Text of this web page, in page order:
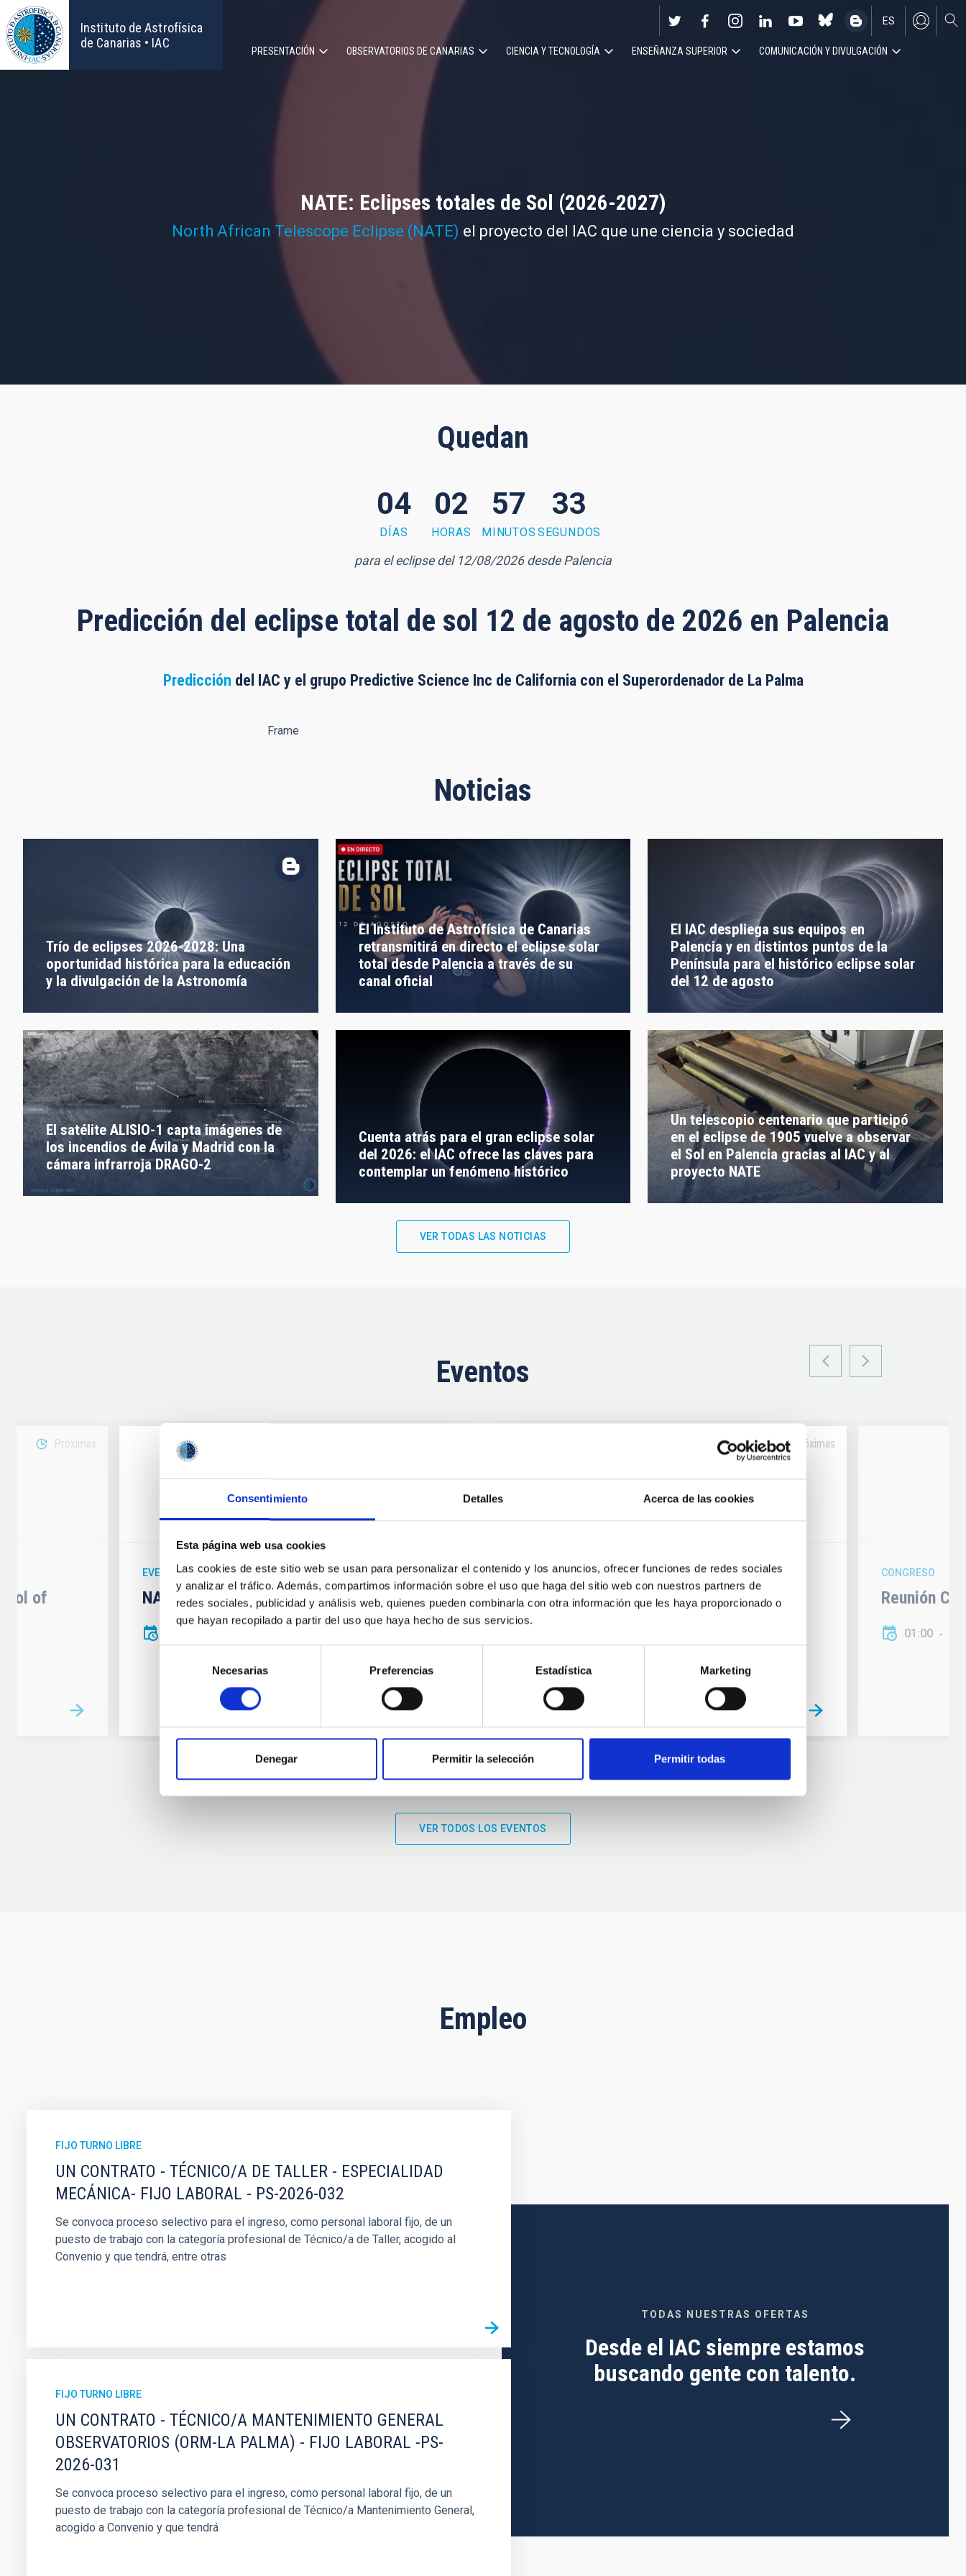
Consentimiento Detalles Acerca de las cookies
Esta página web usa cookies
Las cookies de este sitio web se usan para personalizar el contenido y los anuncios, ofrecer funciones de redes sociales
y analizar el tráfico. Además, compartimos información sobre el uso que haga del sitio web con nuestros partners de
redes sociales, publicidad y análisis web, quienes pueden combinarla con otra información que les haya proporcionado o
que hayan recopilado a partir del uso que haya hecho de sus servicios.
consentimiento
Necesarias Preferencias Estadística Marketing
Denegar Permitir la selección Permitir todas
Pasar
al
contenido
principal
Instituto de Astrofísica
de Canarias • IAC
EN
ES
Navegación
principal
PRESENTACIÓN OBSERVATORIOS DE CANARIAS CIENCIA Y TECNOLOGÍA ENSEÑANZA SUPERIOR COMUNICACIÓN Y DIVULGACIÓN
NATE: Eclipses totales de Sol (2026-2027)
North African Telescope Eclipse (NATE) el proyecto del IAC que une ciencia y sociedad
Quedan
04
DÍAS
02
HORAS
57
MINUTOS
31
SEGUNDOS
para el eclipse del 12/08/2026 desde Palencia
Predicción del eclipse total de sol 12 de agosto de 2026 en Palencia
Predicción del IAC y el grupo Predictive Science Inc de California con el Superordenador de La Palma
Frame
Noticias
Trío de eclipses 2026-2028: Una
oportunidad histórica para la educación
y la divulgación de la Astronomía
El Instituto de Astrofísica de Canarias
retransmitirá en directo el eclipse solar
total desde Palencia a través de su
canal oficial
El IAC despliega sus equipos en
Palencia y en distintos puntos de la
Península para el histórico eclipse solar
del 12 de agosto
El satélite ALISIO-1 capta imágenes de
los incendios de Ávila y Madrid con la
cámara infrarroja DRAGO-2
Cuenta atrás para el gran eclipse solar
del 2026: el IAC ofrece las claves para
contemplar un fenómeno histórico
Un telescopio centenario que participó
en el eclipse de 1905 vuelve a observar
el Sol en Palencia gracias al IAC y al
proyecto NATE
VER TODAS LAS NOTICIAS
Eventos
Próximas
of
08
AUG 26
11
AUG 26
EVENTO ASTRONÓMICO
NATE en Palencia - Eclipse Agosto 2026
10 14
Próximas
CONGRESO
Substellar Astrophysics 2026
CONGRESO
Reunión
01:00
VER TODOS LOS EVENTOS
Empleo
FIJO TURNO LIBRE
UN CONTRATO - TÉCNICO/A DE TALLER - ESPECIALIDAD
MECÁNICA- FIJO LABORAL - PS-2026-032
Se convoca proceso selectivo para el ingreso, como personal laboral fijo, de un
puesto de trabajo con la categoría profesional de Técnico/a de Taller, acogido al
Convenio y que tendrá, entre otras
FIJO TURNO LIBRE
UN CONTRATO - TÉCNICO/A MANTENIMIENTO GENERAL
OBSERVATORIOS (ORM-LA PALMA) - FIJO LABORAL -PS-
2026-031
Se convoca proceso selectivo para el ingreso, como personal laboral fijo, de un
puesto de trabajo con la categoría profesional de Técnico/a Mantenimiento General,
acogido a Convenio y que tendrá
TODAS NUESTRAS OFERTAS
Desde el IAC siempre estamos
buscando gente con talento.